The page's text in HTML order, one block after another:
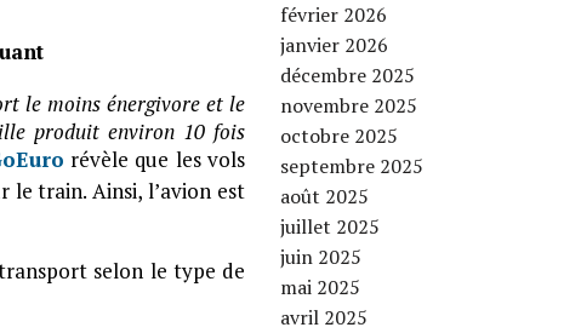
le moins énergivore et le
produit environ 10 fois
révèle que les vols
le train. Ainsi, l’avion est
selon le type de
février 2026
janvier 2026
décembre 2025
novembre 2025
octobre 2025
septembre 2025
août 2025
juillet 2025
juin 2025
mai 2025
avril 2025